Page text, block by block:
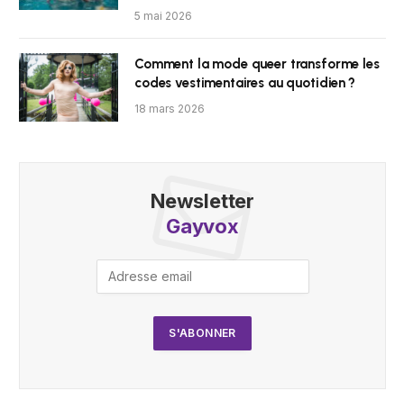
5 mai 2026
Comment la mode queer transforme les
codes vestimentaires au quotidien ?
18 mars 2026
Newsletter
Gayvox